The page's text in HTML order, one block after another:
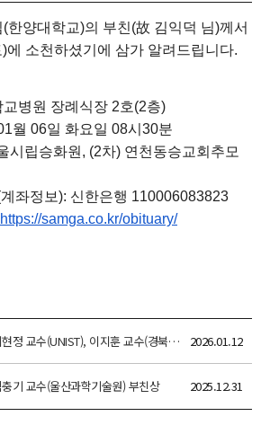
[혼사] 이현정 교수(UNIST), 이지훈 교수(경북대) 결혼 2026.01.12
기 교수(울산과학기술원) 부친상 2025.12.31